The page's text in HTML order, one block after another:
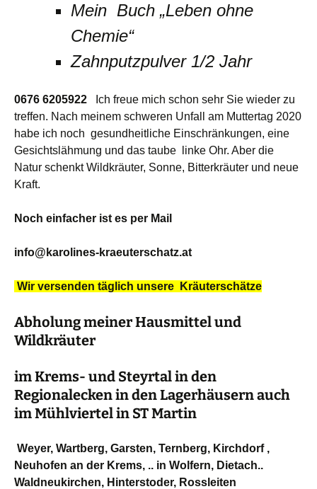
Mein Buch „Leben ohne
Chemie“
Zahnputzpulver 1/2 Jahr
0676 6205922
Ich freue mich schon sehr Sie wieder zu
treffen. Nach meinem schweren Unfall am Muttertag 2020
habe ich noch gesundheitliche Einschränkungen, eine
Gesichtslähmung und das taube linke Ohr. Aber die
Natur schenkt Wildkräuter, Sonne, Bitterkräuter und neue
Kraft.
Noch einfacher ist es per Mail
info@karolines-kraeuterschatz.at
Wir versenden täglich unsere Kräuterschätze
Abholung meiner Hausmittel und
Wildkräuter
im Krems- und Steyrtal in den
Regionalecken in den Lagerhäusern auch
im Mühlviertel in ST Martin
Weyer, Wartberg, Garsten, Ternberg, Kirchdorf ,
Neuhofen an der Krems, .. in Wolfern, Dietach..
Waldneukirchen, Hinterstoder, Rossleiten